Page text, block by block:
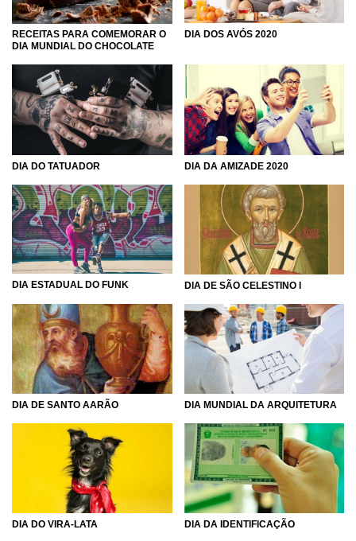
RECEITAS PARA COMEMORAR O
DIA MUNDIAL DO CHOCOLATE
DIA DOS AVÓS 2020
DIA DO TATUADOR DIA DA AMIZADE 2020
DIA ESTADUAL DO FUNK DIA DE SÃO CELESTINO I
DIA DE SANTO AARÃO DIA MUNDIAL DA ARQUITETURA
DIA DO VIRA-LATA DIA DA IDENTIFICAÇÃO